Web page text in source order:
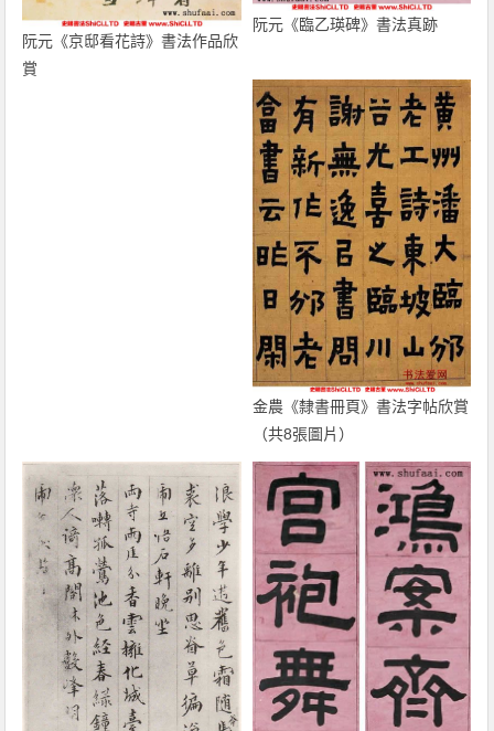
阮元《京邸看花詩》書法作品欣
賞
阮元《臨乙瑛碑》書法真跡
金農《隸書冊頁》書法字帖欣賞
（共8張圖片）